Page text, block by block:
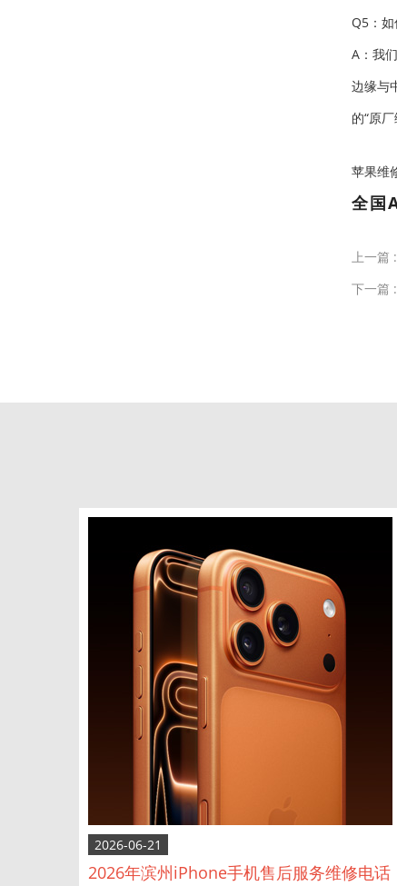
Q5：
A：我
边缘与
的“原
苹果维
全国
上一篇 :
下一篇 :
2026-06-21
2026年滨州iPhone手机售后服务维修电话